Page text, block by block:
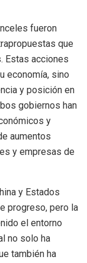
fueron
que
Estas acciones
economía, sino
y posición en
gobiernos han
y
aumentos
y empresas de
y Estados
progreso, pero la
el entorno
no solo ha
también ha